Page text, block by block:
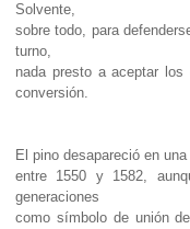
Solvente,
sobre todo, para
turno,
nada presto a aceptar
conversión.
El pino desapareció en
entre 1550 y 1582,
generaciones
como símbolo de unión